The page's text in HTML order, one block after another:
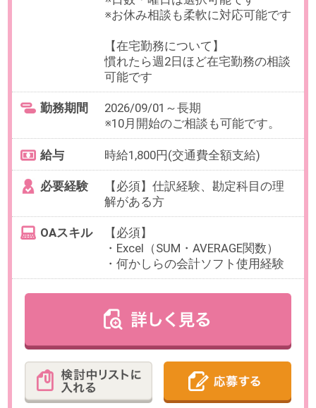
お仕事番号：100102822
【残業なし×週5日×時給1800円】
有名カフェ運営企業で経理・仕訳
チェック業務！
最寄り駅 恵比寿駅 徒歩7分
10:00～19:00（休憩60分／実働8時
週5日（月～金）
※お休み相談も柔軟にご対応いただ
業務習得後は、週2回程度の在宅勤
務が可能です。※PC貸与あります。
勤務期間
2026/09/01～長期